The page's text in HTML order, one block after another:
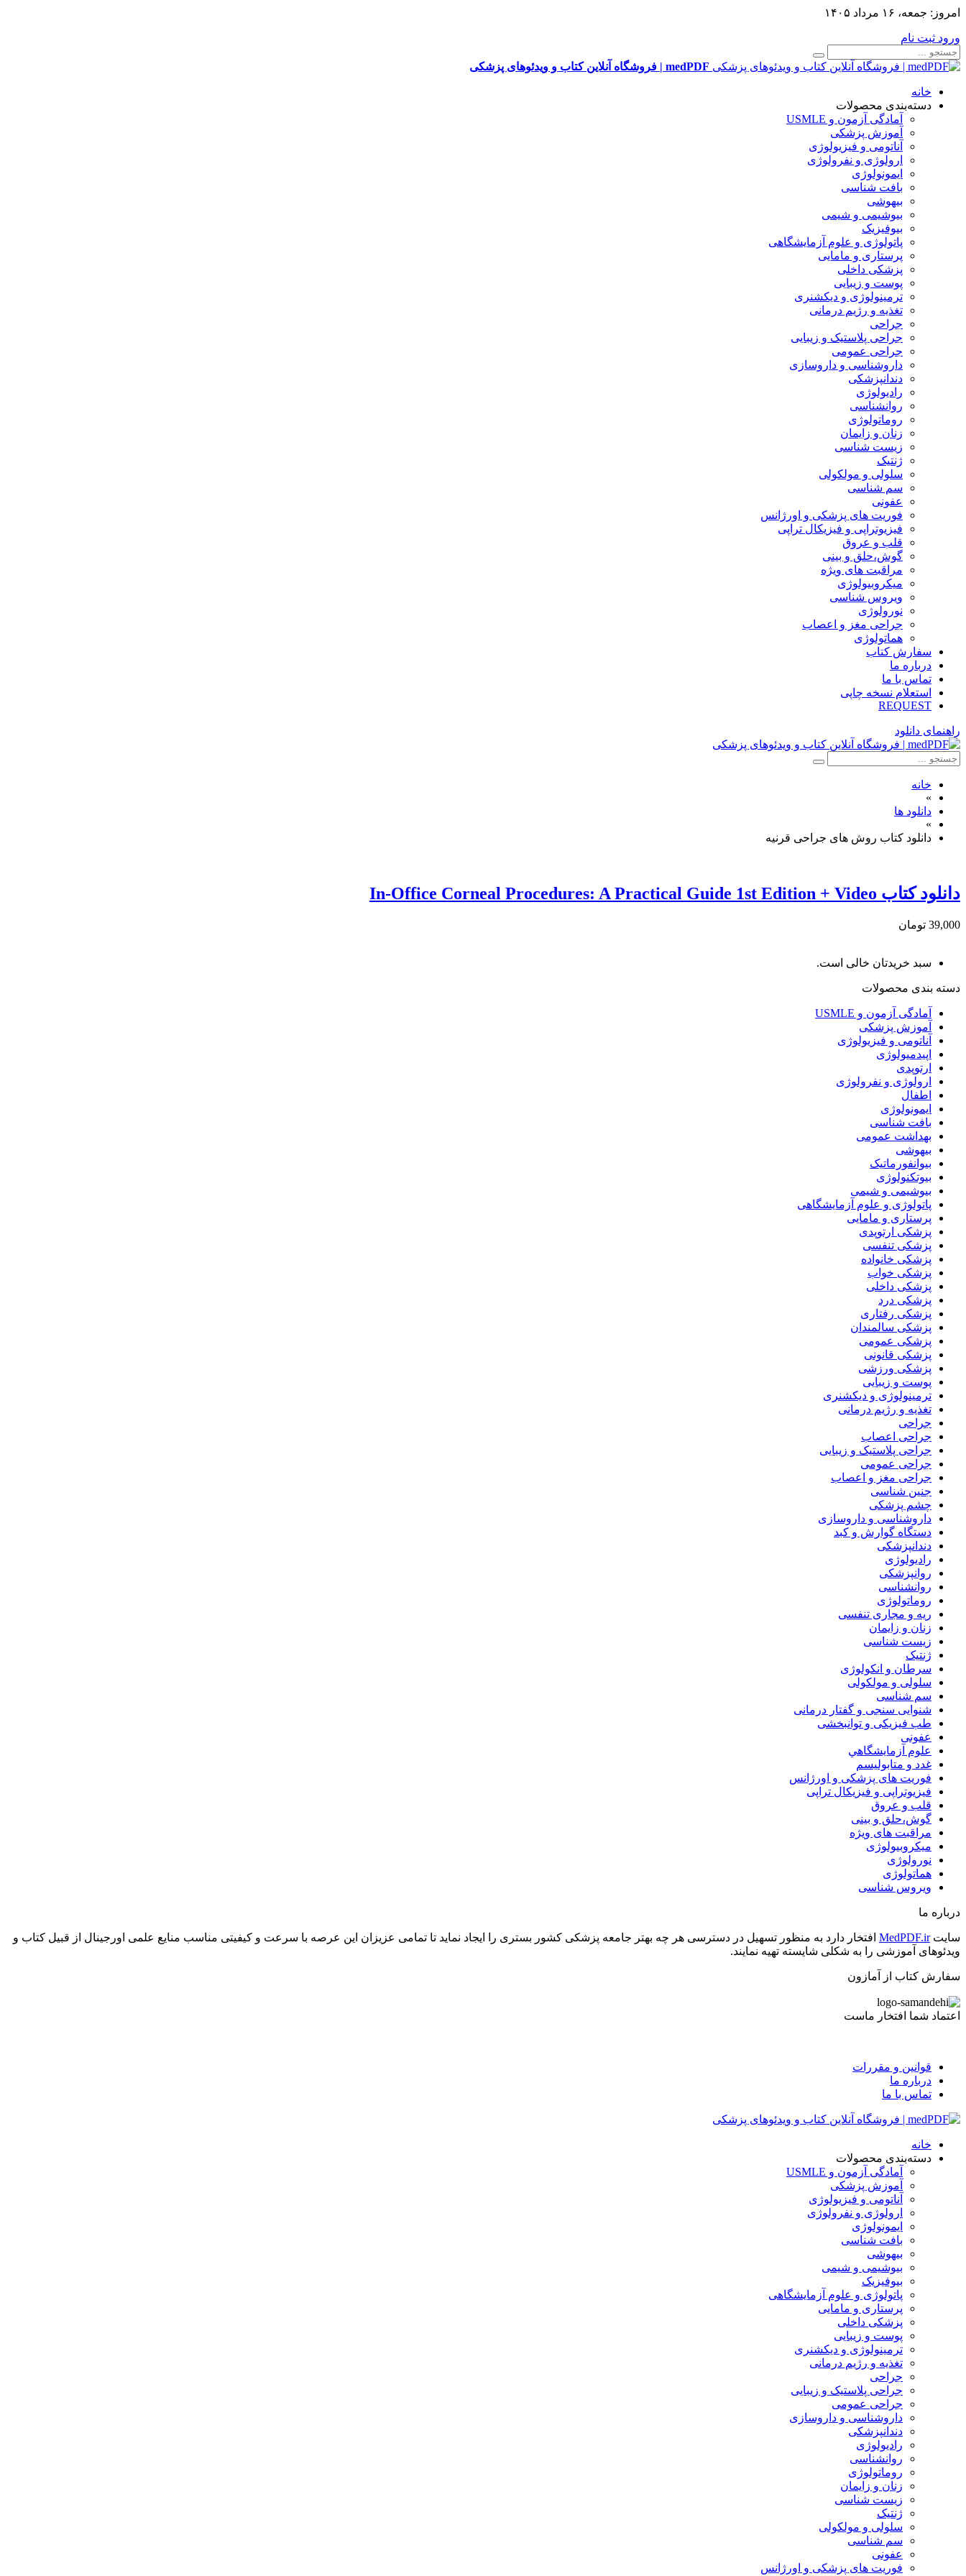
امروز: جمعه، ۱۶ مرداد ۱۴۰۵
ورود ثبت نام
medPDF | فروشگاه آنلاین کتاب و ویدئوهای پزشکی
خانه
دسته‌بندی محصولات
آمادگی آزمون و USMLE
آموزش پزشکی
آناتومی و فیزیولوژی
ارولوژی و نفرولوژی
ایمونولوژی
بافت شناسی
بیهوشی
بیوشیمی و شیمی
بیوفیزیک
پاتولوژی و علوم آزمایشگاهی
پرستاری و مامایی
پزشکی داخلی
پوست و زیبایی
ترمینولوژی و دیکشنری
تغذیه و رژیم درمانی
جراحی
جراحی پلاستیک و زیبایی
جراحی عمومی
داروشناسی و داروسازی
دندانپزشکی
رادیولوژی
روانشناسی
روماتولوژی
زنان و زایمان
زیست شناسی
ژنتیک
سلولی و مولکولی
سم شناسی
عفونی
فوریت های پزشکی و اورژانس
فیزیوتراپی و فیزیکال تراپی
قلب و عروق
گوش،حلق و بینی
مراقبت های ویژه
میکروبیولوژی
ویروس شناسی
نورولوژی
جراحی مغز و اعصاب
هماتولوژی
سفارش کتاب
درباره ما
تماس با ما
استعلام نسخه چاپی
REQUEST
راهنمای دانلود
خانه
»
دانلود ها
»
دانلود کتاب روش های جراحی قرنیه
دانلود کتاب In-Office Corneal Procedures: A Practical Guide 1st Edition + Video
39,000 تومان
سبد خریدتان خالی است.
دسته بندی محصولات
آمادگی آزمون و USMLE
آموزش پزشکی
آناتومی و فیزیولوژی
اپیدمیولوژی
ارتوپدی
ارولوژی و نفرولوژی
اطفال
ایمونولوژی
بافت شناسی
بهداشت عمومی
بیهوشی
بیوانفورماتیک
بیوتکنولوژی
بیوشیمی و شیمی
پاتولوژی و علوم آزمایشگاهی
پرستاری و مامایی
پزشکی ارتوپدی
پزشکی تنفسی
پزشکی خانواده
پزشکی خواب
پزشکی داخلی
پزشکی درد
پزشکی رفتاری
پزشکی سالمندان
پزشکی عمومی
پزشکی قانونی
پزشکی ورزشی
پوست و زیبایی
ترمینولوژی و دیکشنری
تغذیه و رژیم درمانی
جراحی
جراحی اعصاب
جراحی پلاستیک و زیبایی
جراحی عمومی
جراحی مغز و اعصاب
جنین شناسی
چشم پزشکی
داروشناسی و داروسازی
دستگاه گوارش و کبد
دندانپزشکی
رادیولوژی
روانپزشکی
روانشناسی
روماتولوژی
ریه و مجاری تنفسی
زنان و زایمان
زیست شناسی
ژنتیک
سرطان و انکولوژی
سلولی و مولکولی
سم شناسی
شنوایی سنجی و گفتار درمانی
طب فیزیکی و توانبخشی
عفونی
علوم آزمايشگاهي
غدد و متابولیسم
فوریت های پزشکی و اورژانس
فیزیوتراپی و فیزیکال تراپی
قلب و عروق
گوش،حلق و بینی
مراقبت های ویژه
میکروبیولوژی
نورولوژی
هماتولوژی
ویروس شناسی
درباره ما
سایتMedPDF.ir افتخار دارد به منظور تسهیل در دسترسی هر چه بهتر جامعه پزشکی کشور بستری را ایجاد نماید تا تمامی عزیزان این عرصه با سرعت و کیفیتی مناسب منایع علمی اورجینال از قبیل کتاب و
ویدئوهای آموزشی را به شکلی شایسته تهیه نمایند.
سفارش کتاب از آمازون
اعتماد شما افتخار ماست
قوانین و مقررات
درباره ما
تماس با ما
خانه
دسته‌بندی محصولات
آمادگی آزمون و USMLE
آموزش پزشکی
آناتومی و فیزیولوژی
ارولوژی و نفرولوژی
ایمونولوژی
بافت شناسی
بیهوشی
بیوشیمی و شیمی
بیوفیزیک
پاتولوژی و علوم آزمایشگاهی
پرستاری و مامایی
پزشکی داخلی
پوست و زیبایی
ترمینولوژی و دیکشنری
تغذیه و رژیم درمانی
جراحی
جراحی پلاستیک و زیبایی
جراحی عمومی
داروشناسی و داروسازی
دندانپزشکی
رادیولوژی
روانشناسی
روماتولوژی
زنان و زایمان
زیست شناسی
ژنتیک
سلولی و مولکولی
سم شناسی
عفونی
فوریت های پزشکی و اورژانس